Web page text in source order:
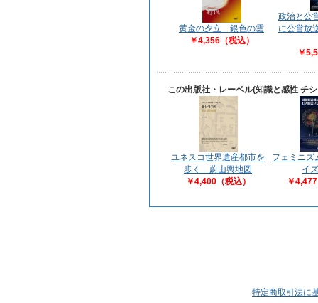
黄金の夕立 銀色の雲
￥4,356（税込）
政治と公
に公営放
￥
この出版社・レーベル(知識と感性 チ
ユネスコ世界遺産都市を
歩く 蔚山輿地図
￥4,400（税込）
フェミニズ
イ
￥
特定商取引法に